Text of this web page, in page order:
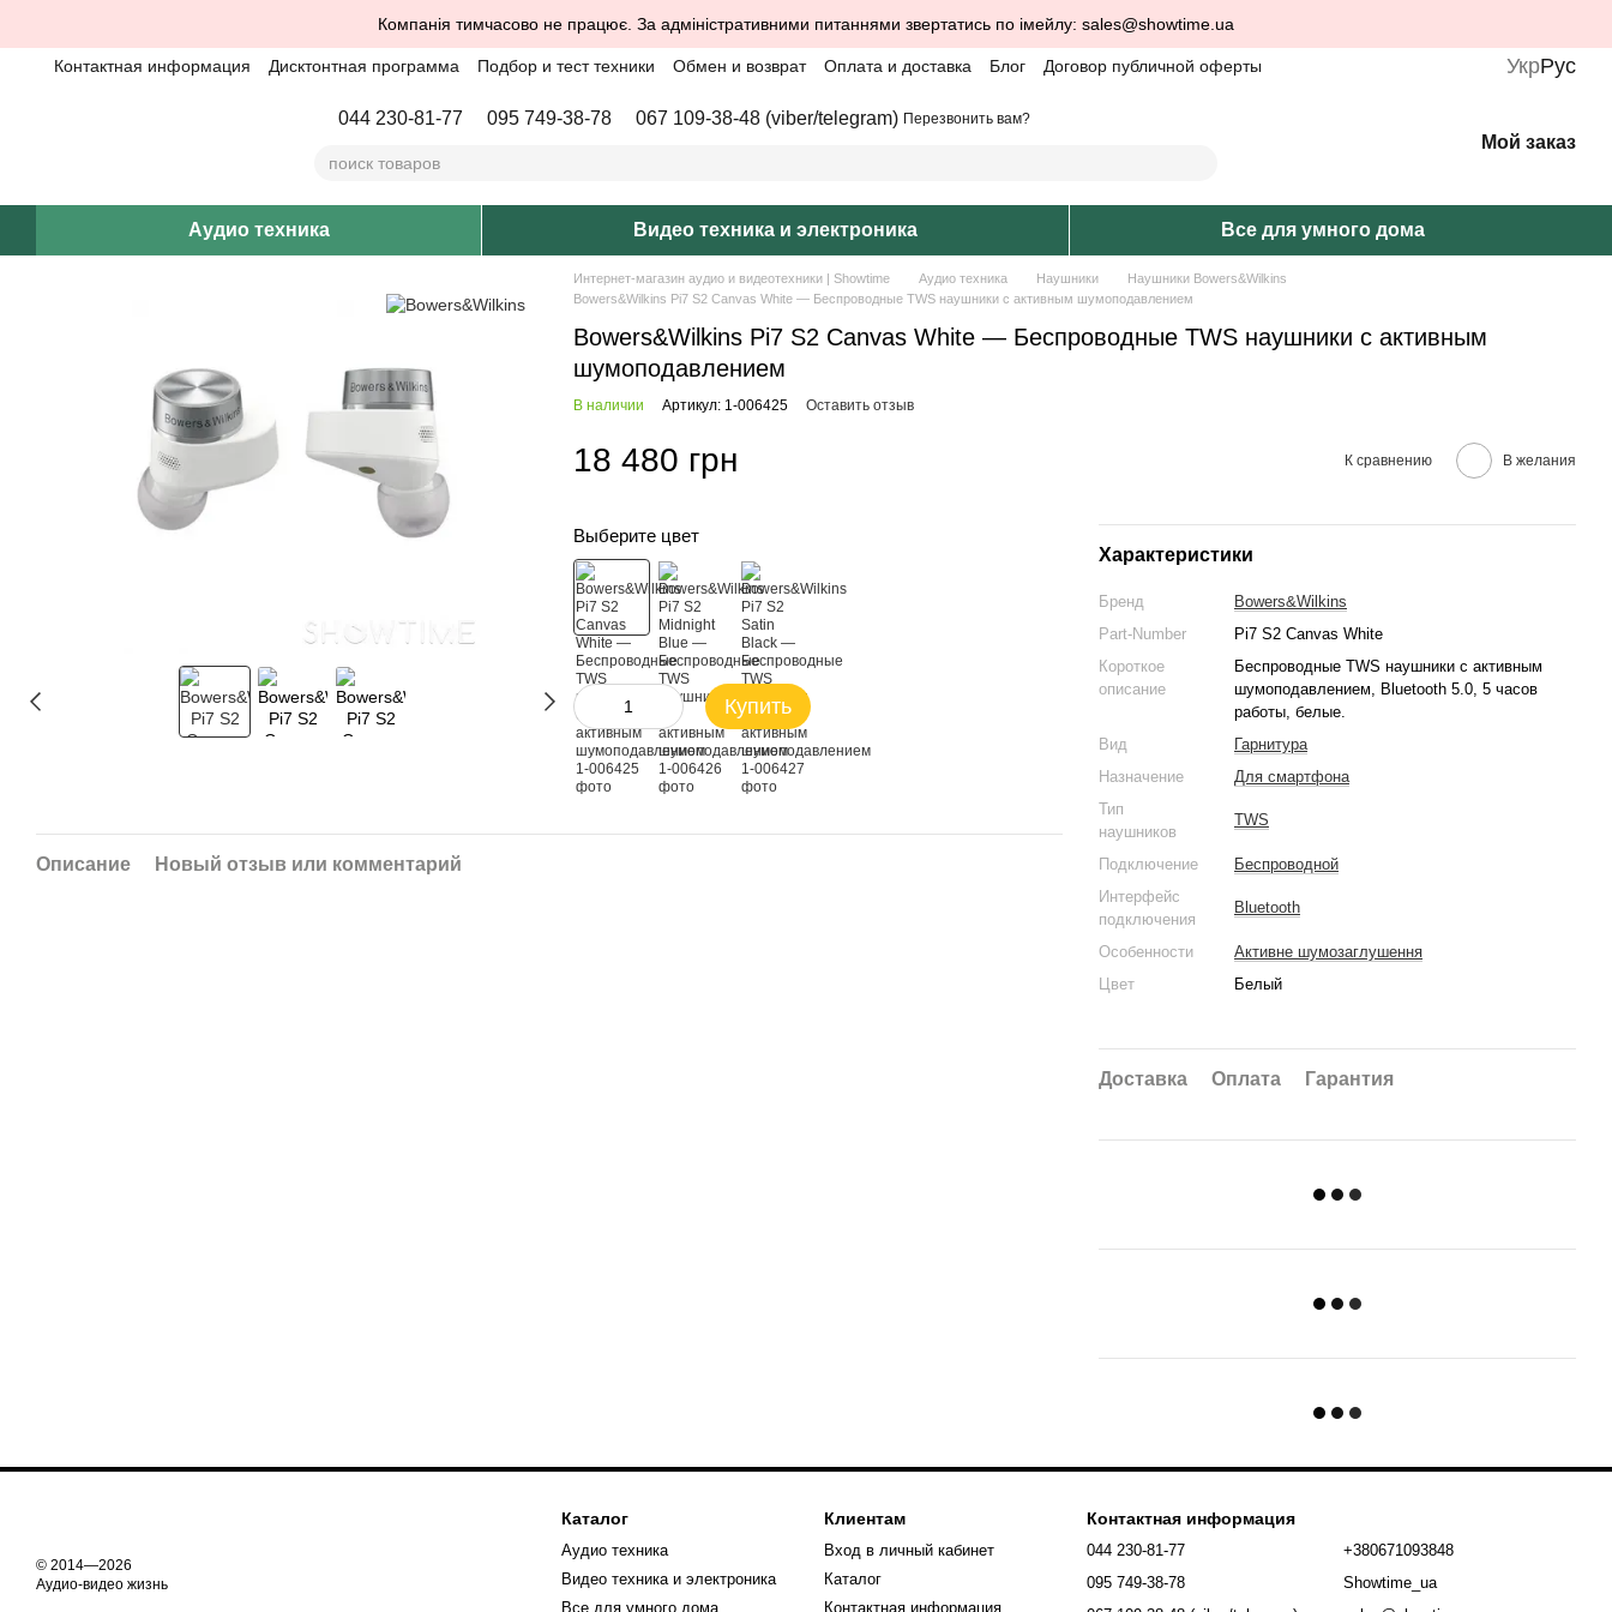
Компанія тимчасово не працює. За адміністративними питаннями звертатись по імейлу: sales@showtime.ua
Контактная информация Дисктонтная программа Подбор и тест техники Обмен и возврат Оплата и доставка Блог Договор публичной оферты УкрРус
044 230-81-77 095 749-38-78 067 109-38-48 (viber/telegram) Перезвонить вам?
Мой заказ
Аудио техника Видео техника и электроника Все для умного дома
Интернет-магазин аудио и видеотехники | Showtime Аудио техника Наушники
Наушники Bowers&Wilkins
Bowers&Wilkins Pi7 S2 Canvas White — Беспроводные TWS наушники с активным шумоподавлением
Bowers&Wilkins Pi7 S2 Canvas White — Беспроводные TWS наушники с активным
шумоподавлением
В наличии Артикул: 1-006425 Оставить отзыв
18 480 грн К сравнению В желания
Выберите цвет
Купить
Характеристики
Бренд
Bowers&Wilkins
Part-Number
Pi7 S2 Canvas White
Короткое
описание
Беспроводные TWS наушники с активным
шумоподавлением, Bluetooth 5.0, 5 часов
работы, белые.
Вид
Гарнитура
Назначение
Для смартфона
Тип
наушников
TWS
Подключение
Беспроводной
Интерфейс
подключения
Bluetooth
Особенности
Активне шумозаглушення
Цвет
Белый
Доставка Оплата Гарантия
Описание Новый отзыв или комментарий
© 2014—2026
Аудио-видео жизнь
Каталог
Аудио техника
Видео техника и электроника
Все для умного дома
Клиентам
Вход в личный кабинет
Каталог
Контактная информация
Контактная информация
044 230-81-77
095 749-38-78
+380671093848
Showtime_ua